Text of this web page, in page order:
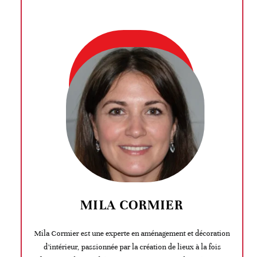
MILA CORMIER
Mila Cormier est une experte en aménagement et décoration
d’intérieur, passionnée par la création de lieux à la fois